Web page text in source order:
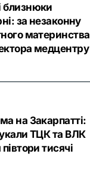
близнюки
за незаконну
материнства
медцентру
на Закарпатті:
ТЦК та ВЛК
тисячі